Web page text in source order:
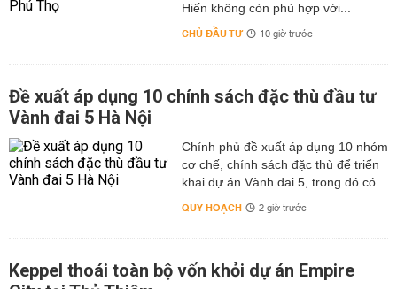
Hiến không còn phù hợp với...
CHỦ ĐẦU TƯ 10 giờ trước
Đề xuất áp dụng 10 chính sách đặc thù đầu tư
Vành đai 5 Hà Nội
Chính phủ đề xuất áp dụng 10 nhóm
cơ chế, chính sách đặc thù để triển
khai dự án Vành đai 5, trong đó có...
QUY HOẠCH 2 giờ trước
Keppel thoái toàn bộ vốn khỏi dự án Empire